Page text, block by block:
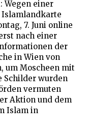
: Wegen einer
7. Juni online
nach einer
der
in Wien von
um Moscheen mit
Schilder wurden
vermuten
Aktion und dem
Islam in